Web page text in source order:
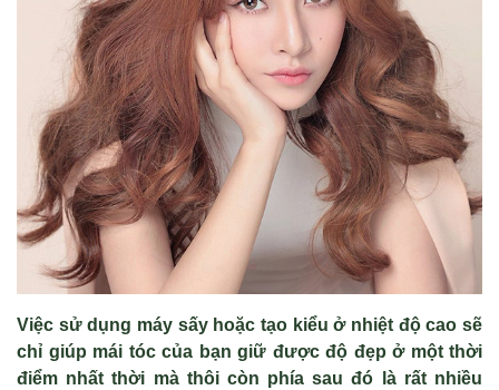
Việc sử dụng máy sấy hoặc tạo kiểu ở nhiệt độ cao sẽ
chỉ giúp mái tóc của bạn giữ được độ đẹp ở một thời
điểm nhất thời mà thôi còn phía sau đó là rất nhiều